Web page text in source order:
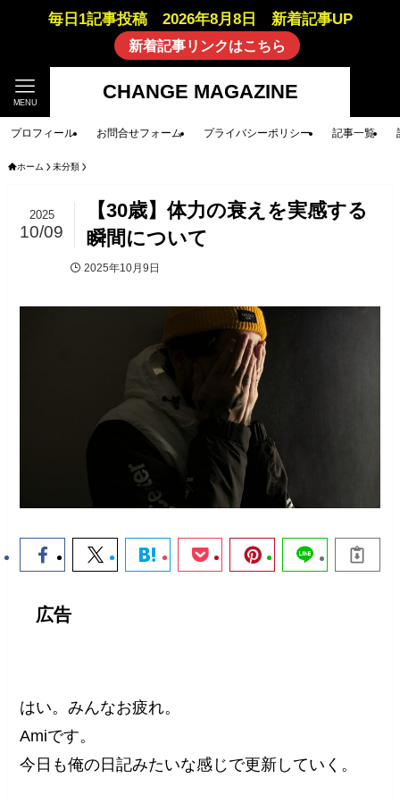
毎日1記事投稿 2026年8月8日 新着記事UP
新着記事リンクはこちら
CHANGE MAGAZINE
MENU
プロフィール お問合せフォーム プライバシーポリシー 記事一覧
ホーム 未分類
【30歳】体力の衰えを実感する
瞬間について
2025
10/09
2025年10月9日
広告
はい。みんなお疲れ。
Amiです。
今日も俺の日記みたいな感じで更新していく。